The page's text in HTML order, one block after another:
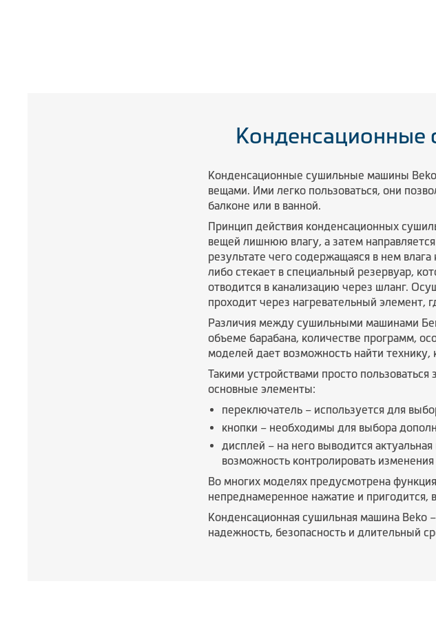
Конденсационные сушильные машины
вещами. Ими легко пользоваться, они
балконе или в ванной.
Принцип действия конденсационных
вещей лишнюю влагу, а затем
результате чего содержащаяся в нем
либо стекает в специальный резервуар,
отводится в канализацию через шланг.
проходит через нагревательный элемент,
Различия между сушильными машинами
объеме барабана, количестве программ,
моделей дает возможность найти технику,
Такими устройствами просто
основные элементы:
переключатель – используется для
кнопки – необходимы для выбора
дисплей – на него выводится
возможность контролировать изменения
Во многих моделях предусмотрена
непреднамеренное нажатие и пригодится,
Конденсационная сушильная машина Beko
надежность, безопасность и длительный